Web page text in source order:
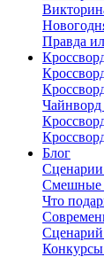
Правда
Чайнворд
Блог
Сценарии
Смешные
Что
Сценарий
Конкурсы